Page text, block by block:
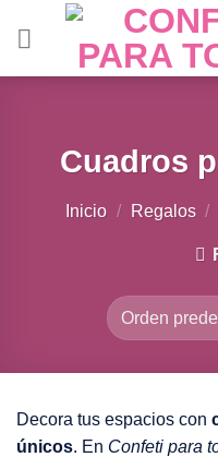
Cuadros
Inicio / Regalos /
Decora tus espacios con
únicos. En Confeti para